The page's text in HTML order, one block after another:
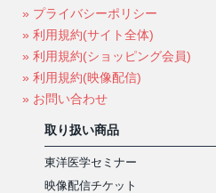
» プライバシーポリシー
» 利用規約(サイト全体)
» 利用規約(ショッピング会員)
» 利用規約(映像配信)
» お問い合わせ
取り扱い商品
東洋医学セミナー
映像配信チケット